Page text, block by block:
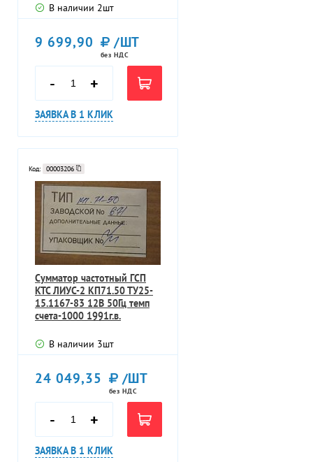
В наличии 2шт
9 699,90 /ШТ
без НДС
- +
ЗАЯВКА В 1 КЛИК
Код: 00003206
Сумматор частотный ГСП
КТС ЛИУС-2 КП71.50 ТУ25-
15.1167-83 12В 50Гц темп
счета-1000 1991г.в.
В наличии 3шт
24 049,35 /ШТ
без НДС
- +
ЗАЯВКА В 1 КЛИК